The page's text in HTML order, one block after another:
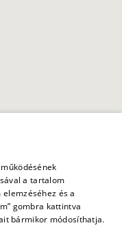
a tartalom
és a
gombra kattintva
bármikor módosíthatja.